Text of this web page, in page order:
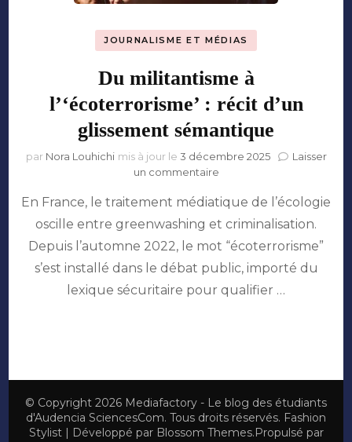
JOURNALISME ET MÉDIAS
Du militantisme à
l’‘écoterrorisme’ : récit d’un
glissement sémantique
par Nora Louhichi mis à jour le 3 décembre 2025
Laisser
un commentairesur
militantisme
à
:
récit
glissement
En France, le traitement médiatique de l’écologie
oscille entre greenwashing et criminalisation.
Depuis l’automne 2022, le mot “écoterrorisme”
s’est installé dans le débat public, importé du
lexique sécuritaire pour qualifier …
© Copyright 2026 Mediafactory - Le blog des étudiants
d'Audencia SciencesCom. Tous droits réservés. Fashion
Stylist | Développé par Blossom Themes.Propulsé par